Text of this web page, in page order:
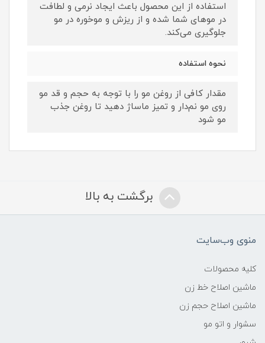
استفاده از این محصول باعث ایجاد نرمی و لطافت
در موهای شما شده و از ریزش و موخوره در مو
جلوگیری می‌کند.
نحوه استفاده
مقدار کافی از روغن مو را با توجه به حجم و قد مو
روی مو نم‌دار و تمیز ماساژ دهید تا روغن جذب
مو شود
برگشت به بالا
منوی وب‌سایت
کلیه محصولات
ماشین اصلاح خط زن
ماشین اصلاح حجم زن
سشوار و اتو مو